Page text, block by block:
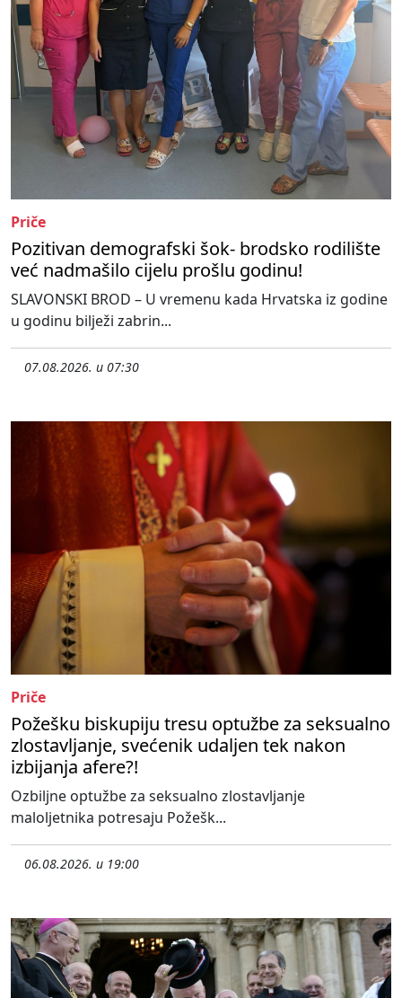
Priče
Pozitivan demografski šok- brodsko rodilište
već nadmašilo cijelu prošlu godinu!
SLAVONSKI BROD – U vremenu kada Hrvatska iz godine
u godinu bilježi zabrin...
07.08.2026. u 07:30
Priče
Požešku biskupiju tresu optužbe za seksualno
zlostavljanje, svećenik udaljen tek nakon
izbijanja afere?!
Ozbiljne optužbe za seksualno zlostavljanje
maloljetnika potresaju Požešk...
06.08.2026. u 19:00